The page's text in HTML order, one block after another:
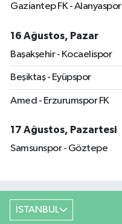
Gaziantep FK - Alanyaspor
16 Ağustos, Pazar
Başakşehir - Kocaelispor
Beşiktaş - Eyüpspor
Amed - Erzurumspor FK
17 Ağustos, Pazartesi
Samsunspor - Göztepe
İSTANBUL